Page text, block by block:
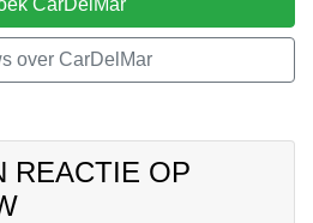
CarDelMar
over CarDelMar
REACTIE OP